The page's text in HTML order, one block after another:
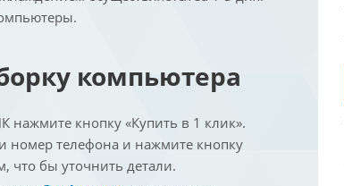
компьютера
нажмите кнопку «Купить в 1 клик».
номер телефона и нажмите кнопку
что бы уточнить детали.